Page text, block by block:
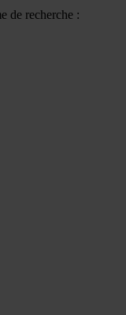
de recherche :